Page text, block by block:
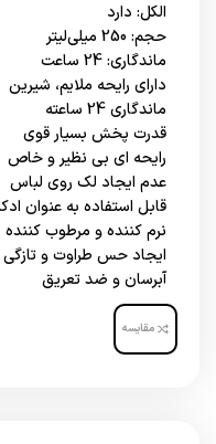
الکل: دارد
حجم: 250 میلی‌لیتر
ماندگاری: 24 ساعت
دارای رایحه ملایم، شیرین
ماندگاری 24 ساعته
قدرت پخش بسیار قوی
رایحه ای بی نظیر و خاص
عدم ایجاد لک روی لباس
قابل استفاده به عنوان
نرم کننده و مرطوب کننده
ایجاد حس طراوت و تازگی
آبرسان و ضد تعریق
مقایسه